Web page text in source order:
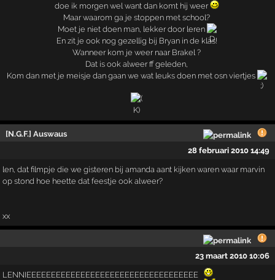
doe ik morgen wel want dan komt hij weer
Maar waarom ga je stoppen met school?
Moet je niet doen man, lekker door leren
En zit je ook nog gezellig bij Bryan in de klas!
Wanneer kom je weer naar Brakel ?
Dat is ook alweer ff geleden,
Kom dan met je meisje dan gaan we wat leuks doen met osn viertjes
[N.G.F.] Auswaus
28 februari 2010 14:49
len, dat filmpje die we gisteren bij amanda aant kijken waren waar marvin
op stond hoe heette dat feestje ook alweer?
xx
23 maart 2010 10:06
LENNIEEEEEEEEEEEEEEEEEEEEEEEEEEEEEEEEEEE